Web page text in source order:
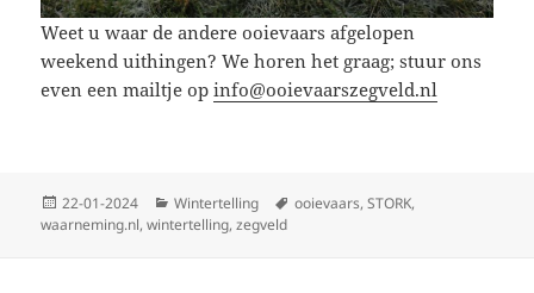
Weet u waar de andere ooievaars afgelopen
weekend uithingen? We horen het graag; stuur ons
even een mailtje opinfo@ooievaarszegveld.nl
Geplaatst
op
22-01-2024 Categorieën
Wintertelling Tags
ooievaars,STORK,
waarneming.nl,wintertelling,zegveld